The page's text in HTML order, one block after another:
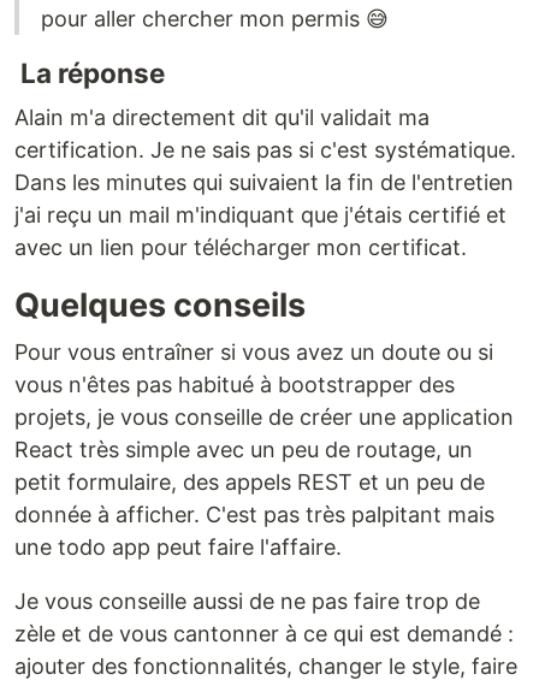
pour aller chercher mon permis 😅
La réponse
Alain m'a directement dit qu'il validait ma
certification. Je ne sais pas si c'est systématique.
Dans les minutes qui suivaient la fin de l'entretien
j'ai reçu un mail m'indiquant que j'étais certifié et
avec un lien pour télécharger mon certificat.
Quelques conseils
Pour vous entraîner si vous avez un doute ou si
vous n'êtes pas habitué à bootstrapper des
projets, je vous conseille de créer une application
React très simple avec un peu de routage, un
petit formulaire, des appels REST et un peu de
donnée à afficher. C'est pas très palpitant mais
une todo app peut faire l'affaire.
Je vous conseille aussi de ne pas faire trop de
zèle et de vous cantonner à ce qui est demandé :
ajouter des fonctionnalités, changer le style, faire